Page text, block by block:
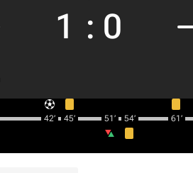
1 : 0
42‎’‎ 45‎’‎ 51‎’‎ 54‎’‎ 61‎’‎